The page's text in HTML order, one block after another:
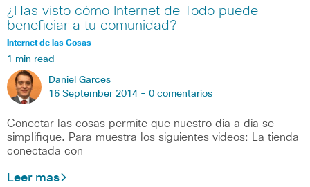
¿Has visto cómo Internet de Todo puede
beneficiar a tu comunidad?
Internet de las Cosas
1 min read
Daniel Garces
16 September 2014 - 0 comentarios
Conectar las cosas permite que nuestro día a día se
simplifique. Para muestra los siguientes videos: La tienda
conectada con
Leer mas